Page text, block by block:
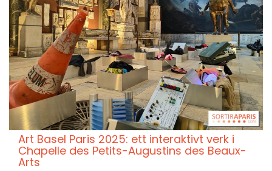
Art Basel Paris 2025: ett interaktivt verk i
Chapelle des Petits-Augustins des Beaux-
Arts